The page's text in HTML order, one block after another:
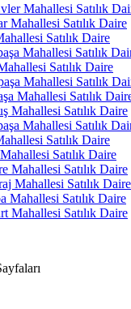
Mahallesi Satılık
Mahallesi Satılık Daire
Satılık Daire
Mahallesi Satılık
Satılık Daire
Mahallesi Satılık
Mahallesi Satılık
Mahallesi Satılık Daire
Mahallesi Satılık
Satılık Daire
Satılık Daire
Mahallesi Satılık Daire
Mahallesi Satılık Daire
Mahallesi Satılık Daire
Mahallesi Satılık Daire